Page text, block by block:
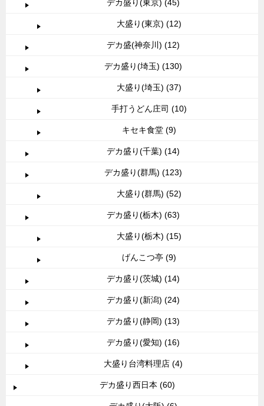
デカ盛り(東京) (45)
大盛り(東京) (12)
デカ盛(神奈川) (12)
デカ盛り(埼玉) (130)
大盛り(埼玉) (37)
手打うどん庄司 (10)
キセキ食堂 (9)
デカ盛り(千葉) (14)
デカ盛り(群馬) (123)
大盛り(群馬) (52)
デカ盛り(栃木) (63)
大盛り(栃木) (15)
げんこつ亭 (9)
デカ盛り(茨城) (14)
デカ盛り(新潟) (24)
デカ盛り(静岡) (13)
デカ盛り(愛知) (16)
大盛り台湾料理店 (4)
デカ盛り西日本 (60)